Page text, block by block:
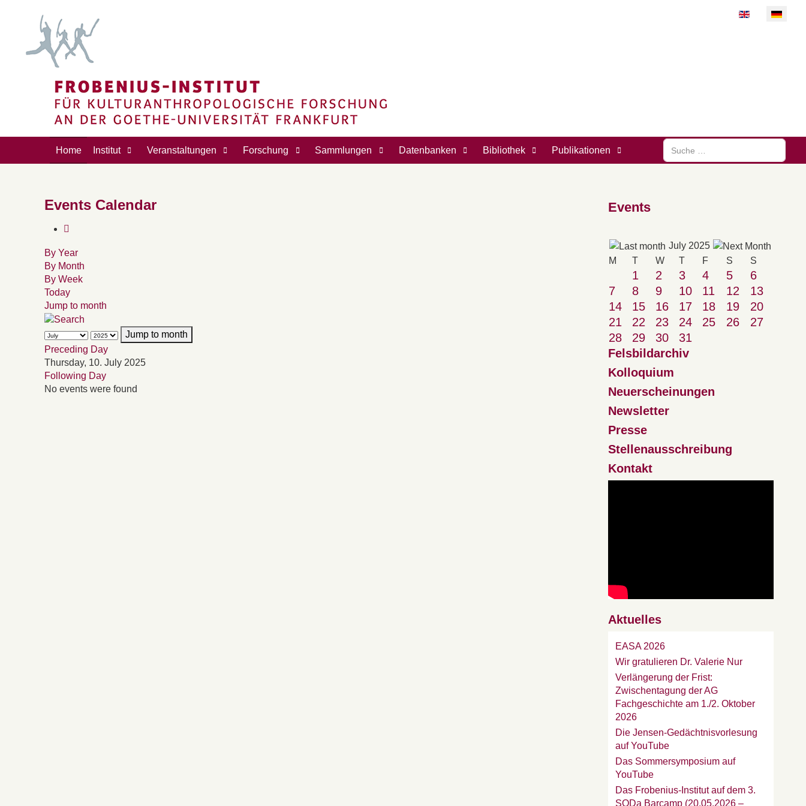
Sprache
Home Institut Veranstaltungen Forschung Sammlungen Datenbanken Bibliothek Publikationen
Suchen
Events Calendar
By Year
By Month
By Week
Today
Jump to month
Jump to month
Preceding Day
Thursday, 10. July 2025
Following Day
No events were found
Events
July 2025
M T W T F S S
1 2 3 4 5
6
7
8 9 10 11 12
13
14
15 16 17 18 19
20
21
22 23 24 25 26
27
28
29 30
31
Felsbildarchiv
Kolloquium
Neuerscheinungen
Newsletter
Presse
Stellenausschreibung
Kontakt
Aktuelles
EASA 2026
Wir gratulieren Dr. Valerie Nur
Verlängerung der Frist:
Zwischentagung der AG
Fachgeschichte am 1./2. Oktober
2026
Die Jensen-Gedächtnisvorlesung
auf YouTube
Das Sommersymposium auf
YouTube
Das Frobenius-Institut auf dem 3.
SODa Barcamp (20.05.2026 –